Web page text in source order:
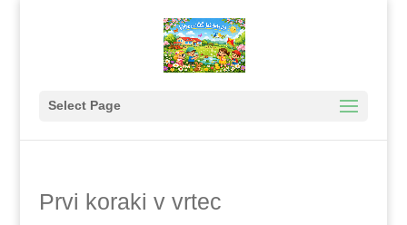
Select Page
Prvi koraki v vrtec